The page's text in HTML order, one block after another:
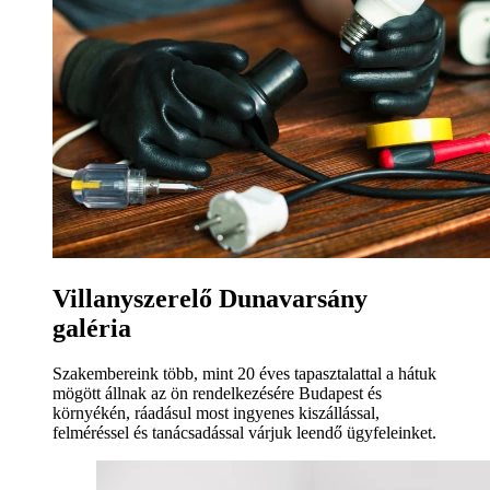
Villanyszerelő Dunavarsány
galéria
Szakembereink több, mint 20 éves tapasztalattal a hátuk
mögött állnak az ön rendelkezésére Budapest és
környékén, ráadásul most ingyenes kiszállással,
felméréssel és tanácsadással várjuk leendő ügyfeleinket.